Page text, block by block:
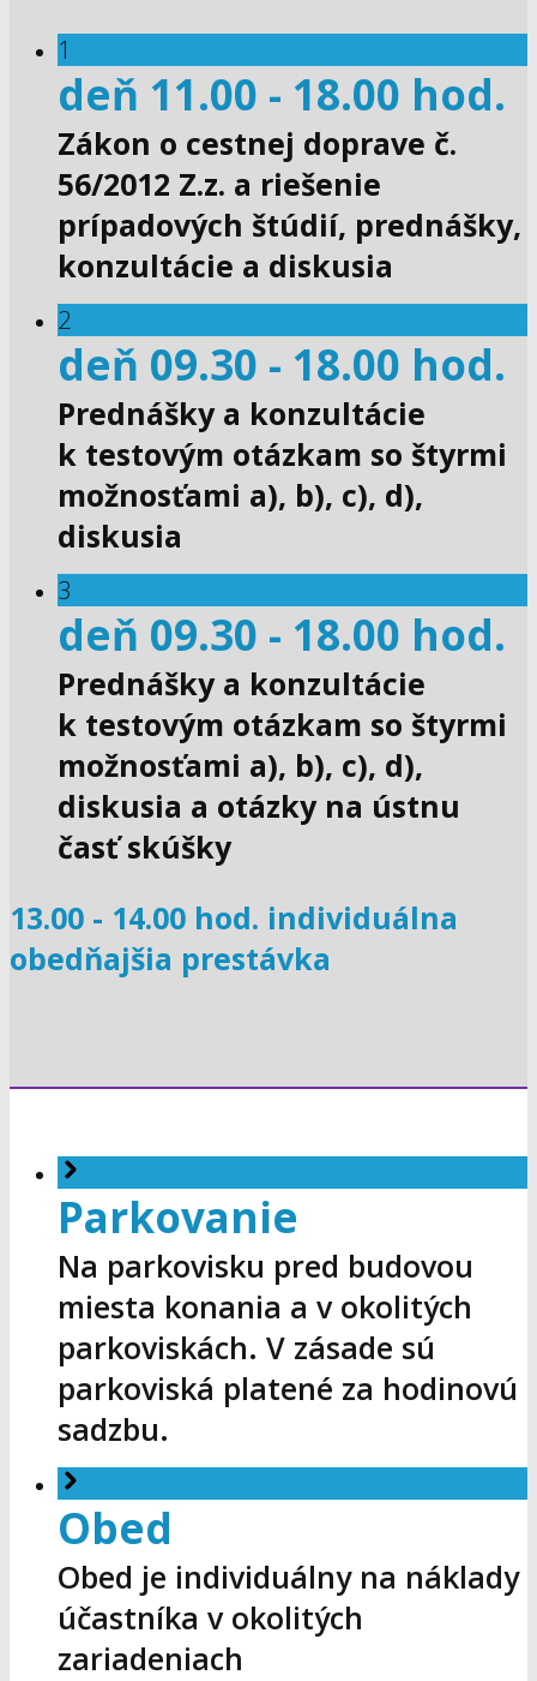
1
deň 11.00 - 18.00 hod.
Zákon o cestnej doprave č.
56/2012 Z.z. a riešenie
prípadových štúdií, prednášky,
konzultácie a diskusia
2
deň 09.30 - 18.00 hod.
Prednášky a konzultácie
k testovým otázkam so štyrmi
možnosťami a), b), c), d),
diskusia
3
deň 09.30 - 18.00 hod.
Prednášky a konzultácie
k testovým otázkam so štyrmi
možnosťami a), b), c), d),
diskusia a otázky na ústnu
časť skúšky
13.00 - 14.00 hod. individuálna
obedňajšia prestávka
Parkovanie
Na parkovisku pred budovou
miesta konania a v okolitých
parkoviskách. V zásade sú
parkoviská platené za hodinovú
sadzbu.
Obed
Obed je individuálny na náklady
účastníka v okolitých
zariadeniach